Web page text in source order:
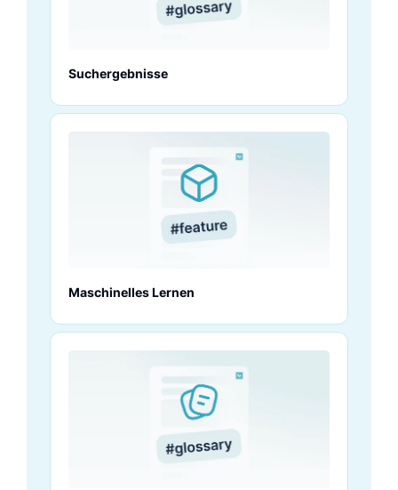
Suchergebnisse
Maschinelles Lernen